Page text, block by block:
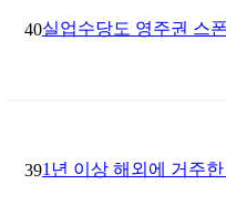
40실업수당도 영주권 스
391년 이상 해외에 거주한